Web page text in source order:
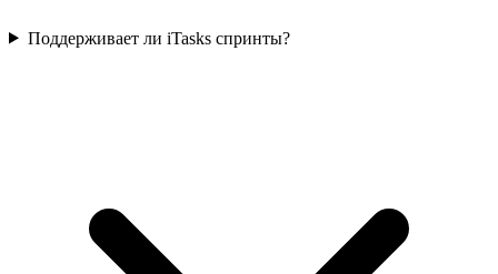
Поддерживает ли iTasks спринты?